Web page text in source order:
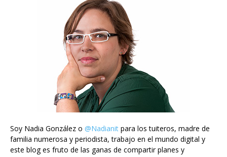
Soy Nadia González o @Nadianit para los tuiteros, madre de
familia numerosa y periodista, trabajo en el mundo digital y
este blog es fruto de las ganas de compartir planes y